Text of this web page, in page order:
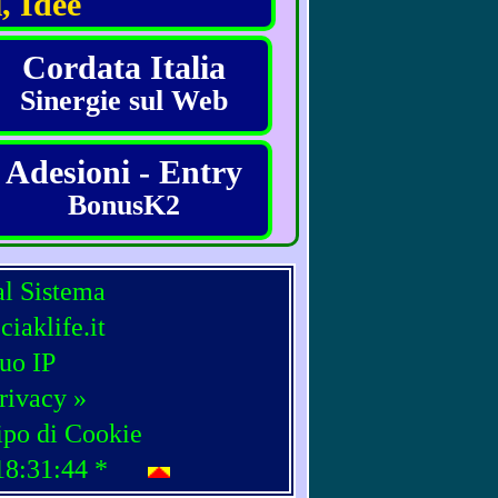
Cordata Italia
Sinergie sul Web
Adesioni - Entry
BonusK2
Sistema
ciaklife.it
IP
»
di Cookie
*